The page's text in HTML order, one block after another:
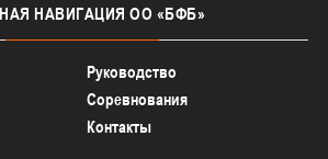
НАВИГАЦИЯ ОО «БФБ»
Руководство
Соревнования
Контакты